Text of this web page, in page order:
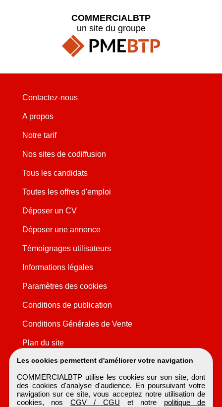
Les cookies permettent d'améliorer votre navigation
COMMERCIALBTP utilise les cookies sur son site, dont
des cookies d'analyse d'audience. En poursuivant votre
navigation sur ce site, vous acceptez notre utilisation de
cookies, nos CGV / CGU et notre politique de
COMMERCIALBTP
un site du groupe
Contactez-nous
A propos
Notre tarif
Nos sites de codiffusion
Tous les candidats
Toutes les offres d'emploi
Déposer un CV
Déposer une annonce
Témoignages utilisateurs
Informations légales
Paramètres des cookies
Conditions de publication
Conditions Générales de Vente
Plan du site